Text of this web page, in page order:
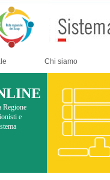
Chi siamo
Regione
e